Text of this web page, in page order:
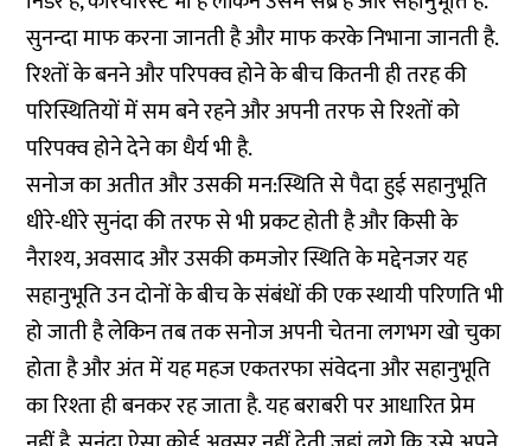
सुनन्दा माफ करना जानती है और माफ करके निभाना जानती है.
रिश्तों के बनने और परिपक्व होने के बीच कितनी ही तरह की
परिस्थितियों में सम बने रहने और अपनी तरफ से रिश्तों को
परिपक्व होने देने का धैर्य भी है.
सनोज का अतीत और उसकी मन:स्थिति से पैदा हुई सहानुभूति
धीरे-धीरे सुनंदा की तरफ से भी प्रकट होती है और किसी के
नैराश्य, अवसाद और उसकी कमजोर स्थिति के मद्देनजर यह
सहानुभूति उन दोनों के बीच के संबंधों की एक स्थायी परिणति भी
हो जाती है लेकिन तब तक सनोज अपनी चेतना लगभग खो चुका
होता है और अंत में यह महज एकतरफा संवेदना और सहानुभूति
का रिश्ता ही बनकर रह जाता है. यह बराबरी पर आधारित प्रेम